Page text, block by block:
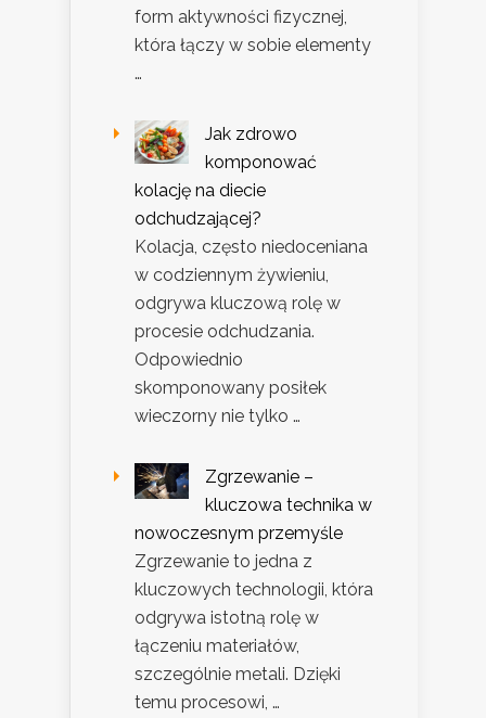
form aktywności fizycznej,
która łączy w sobie elementy
…
Jak zdrowo
komponować
kolację na diecie
odchudzającej?
Kolacja, często niedoceniana
w codziennym żywieniu,
odgrywa kluczową rolę w
procesie odchudzania.
Odpowiednio
skomponowany posiłek
wieczorny nie tylko …
Zgrzewanie –
kluczowa technika w
nowoczesnym przemyśle
Zgrzewanie to jedna z
kluczowych technologii, która
odgrywa istotną rolę w
łączeniu materiałów,
szczególnie metali. Dzięki
temu procesowi, …